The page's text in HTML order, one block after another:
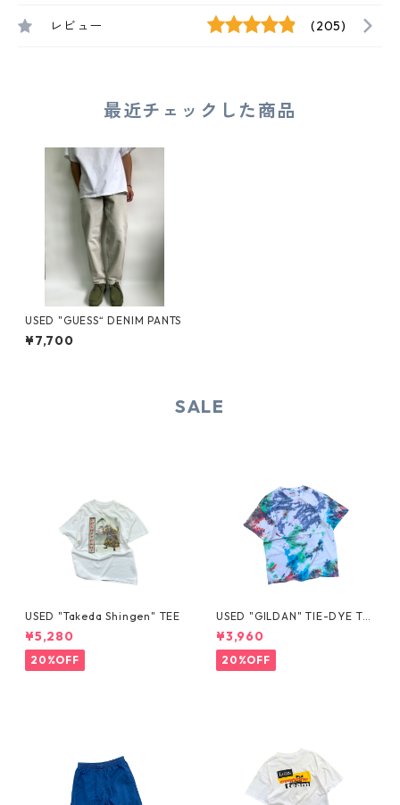
レビュー (205)
最近チェックした商品
USED "GUESS“ DENIM PANTS
¥7,700
SALE
USED "Takeda Shingen" TEE
¥5,280
20%OFF
USED "GILDAN" TIE-DYE TE
E
¥3,960
20%OFF